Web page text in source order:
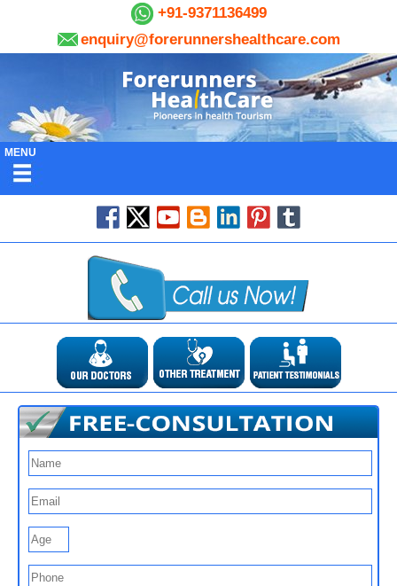
+91-9371136499
enquiry@forerunnershealthcare.com
MENU